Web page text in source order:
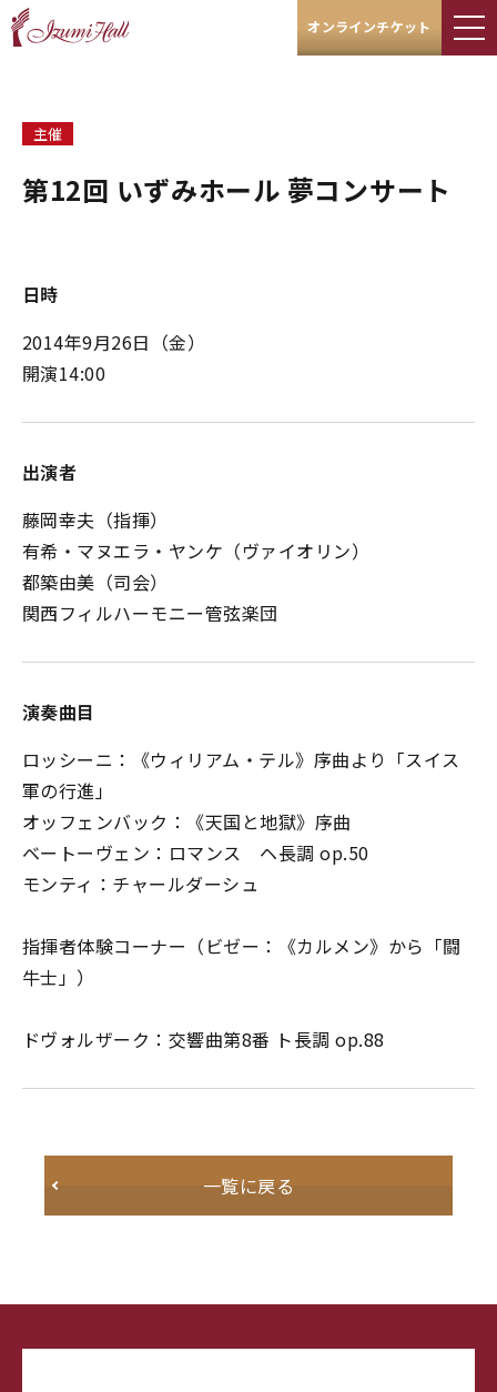
オンラインチケット
主催
第12回 いずみホール 夢コンサート
日時
2014年9月26日（金）
開演14:00
出演者
藤岡幸夫（指揮）
有希・マヌエラ・ヤンケ（ヴァイオリン）
都築由美（司会）
関西フィルハーモニー管弦楽団
演奏曲目
ロッシーニ：《ウィリアム・テル》序曲より「スイス
軍の行進」
オッフェンバック：《天国と地獄》序曲
ベートーヴェン：ロマンス ヘ長調 op.50
モンティ：チャールダーシュ
指揮者体験コーナー（ビゼー：《カルメン》から「闘
牛士」）
ドヴォルザーク：交響曲第8番 ト長調 op.88
一覧に戻る